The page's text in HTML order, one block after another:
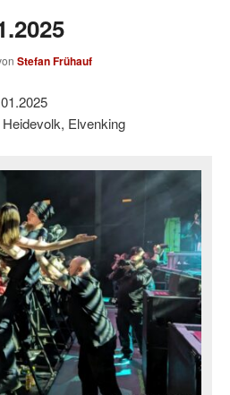
Stefan Frühauf
Elvenking